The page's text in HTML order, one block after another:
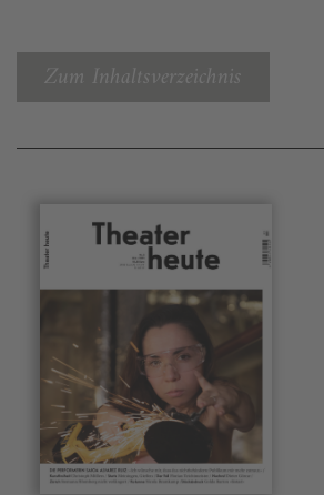
Zum Inhaltsverzeichnis